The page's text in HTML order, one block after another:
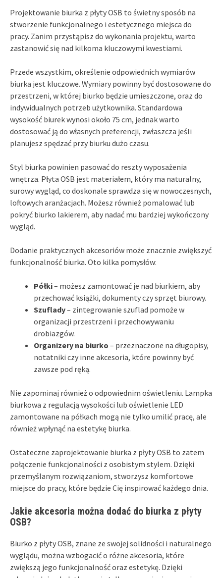
Projektowanie biurka z płyty OSB to świetny sposób na
stworzenie funkcjonalnego i estetycznego miejsca do
pracy. Zanim przystąpisz do wykonania projektu, warto
zastanowić się nad kilkoma kluczowymi kwestiami.
Przede wszystkim, określenie odpowiednich wymiarów
biurka jest kluczowe. Wymiary powinny być dostosowane do
przestrzeni, w której biurko będzie umieszczone, oraz do
indywidualnych potrzeb użytkownika. Standardowa
wysokość biurek wynosi około 75 cm, jednak warto
dostosować ją do własnych preferencji, zwłaszcza jeśli
planujesz spędzać przy biurku dużo czasu.
Styl biurka powinien pasować do reszty wyposażenia
wnętrza. Płyta OSB jest materiałem, który ma naturalny,
surowy wygląd, co doskonale sprawdza się w nowoczesnych,
loftowych aranżacjach. Możesz również pomalować lub
pokryć biurko lakierem, aby nadać mu bardziej wykończony
wygląd.
Dodanie praktycznych akcesoriów może znacznie zwiększyć
funkcjonalność biurka. Oto kilka pomysłów:
Półki– możesz zamontować je nad biurkiem, aby
przechować książki, dokumenty czy sprzęt biurowy.
Szuflady– zintegrowanie szuflad pomoże w
organizacji przestrzeni i przechowywaniu
drobiazgów.
Organizery na biurko – przeznaczone na długopisy,
notatniki czy inne akcesoria, które powinny być
zawsze pod ręką.
Nie zapominaj również o odpowiednim oświetleniu. Lampka
biurkowa z regulacją wysokości lub oświetlenie LED
zamontowane na półkach mogą nie tylko umilić pracę, ale
również wpłynąć na estetykę biurka.
Ostateczne zaprojektowanie biurka z płyty OSB to zatem
połączenie funkcjonalności z osobistym stylem. Dzięki
przemyślanym rozwiązaniom, stworzysz komfortowe
miejsce do pracy, które będzie Cię inspirować każdego dnia.
Jakie akcesoria można dodać do biurka z płyty
OSB?
Biurko z płyty OSB, znane ze swojej solidności i naturalnego
wyglądu, można wzbogacić o różne akcesoria, które
zwiększą jego funkcjonalność oraz estetykę. Dzięki